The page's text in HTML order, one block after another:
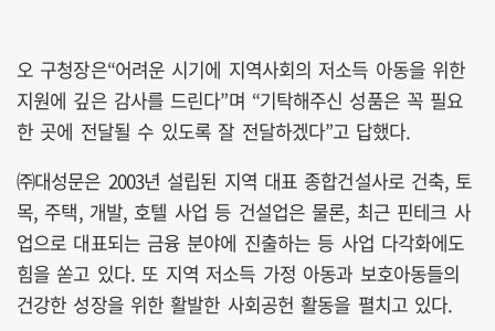
오 구청장은“어려운 시기에 지역사회의 저소득 아동을 위한
지원에 깊은 감사를 드린다”며 “기탁해주신 성품은 꼭 필요
한 곳에 전달될 수 있도록 잘 전달하겠다”고 답했다.
㈜대성문은 2003년 설립된 지역 대표 종합건설사로 건축, 토
목, 주택, 개발, 호텔 사업 등 건설업은 물론, 최근 핀테크 사
업으로 대표되는 금융 분야에 진출하는 등 사업 다각화에도
힘을 쏟고 있다. 또 지역 저소득 가정 아동과 보호아동들의
건강한 성장을 위한 활발한 사회공헌 활동을 펼치고 있다.